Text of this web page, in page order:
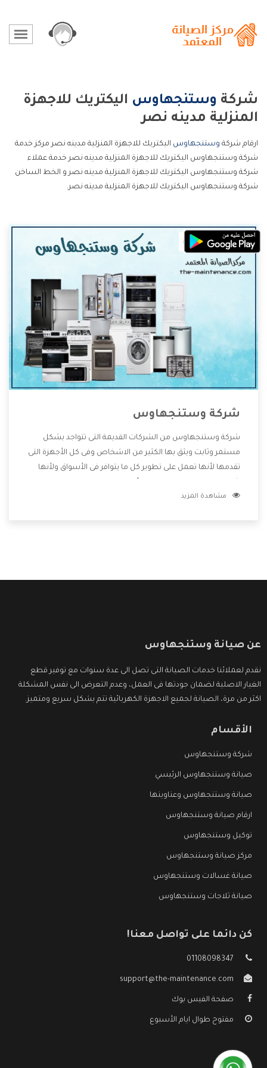
شركة وستنجهاوس اليكتريك للاجهزة
المنزلية مدينه نصر
ارقام شركة وستنجهاوس اليكتريك للاجهزة المنزلية مدينه نصر مركز خدمة
شركة وستنجهاوس اليكتريك للاجهزة المنزلية مدينه نصر خدمة عملاء
شركة وستنجهاوس اليكتريك للاجهزة المنزلية مدينه نصر و الخط الساخن
شركة وستنجهاوس اليكتريك للاجهزة المنزلية مدينه نصر.
شركة وستنجهاوس
شركة وستنجهاوس من الشركات القديمة التى تتواجد بشكل
مستمر وثابت ويثق بها الكثير من الاشخاص وفى كل الأجهزة التى
تقدمها لأنها تعمل على تطوير كل ما يتوافر فى الأسواق ولأنها
المنتجات وتقدم للعملاء أقوى العروض والخصومات التى تسهل
مشاهدة المزيد
عن صيانة وستنجهاوس
نقدم لعملائنا خدمات الصيانة التى تصل الى عدة سنوات مع توفير قطع
الغيار الاصلية لضمان جودتها فى العمل، وعدم التعرض الى نفس المشكلة
اكثر من مرة، الصيانة لجميع الاجهزة الكهربائية تتم بشكل سريع ومتميز.
الأقسام
شركة وستنجهاوس
صيانة وستنجهاوس الرئيسي
صيانة وستنجهاوس وعناوينها
ارقام صيانة وستنجهاوس
توكيل وستنجهاوس
مركز صيانة وستنجهاوس
صيانة غسالات وستنجهاوس
صيانة ثلاجات وستنجهاوس
كن دائما على تواصل معنا!
01108098347
support@the-maintenance.com
صفحة الفيس بوك
مفتوح طوال ايام الأسبوع